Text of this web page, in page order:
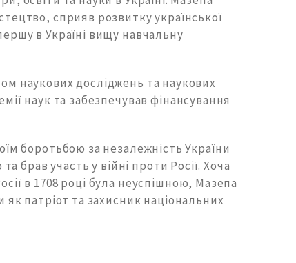
сприяв розвитку української
в Україні вищу навчальну
наукових досліджень та наукових
наук та забезпечував фінансування
боротьбою за незалежність України
брав участь у війні проти Росії. Хоча
в 1708 році була неуспішною, Мазепа
як патріот та захисник національних